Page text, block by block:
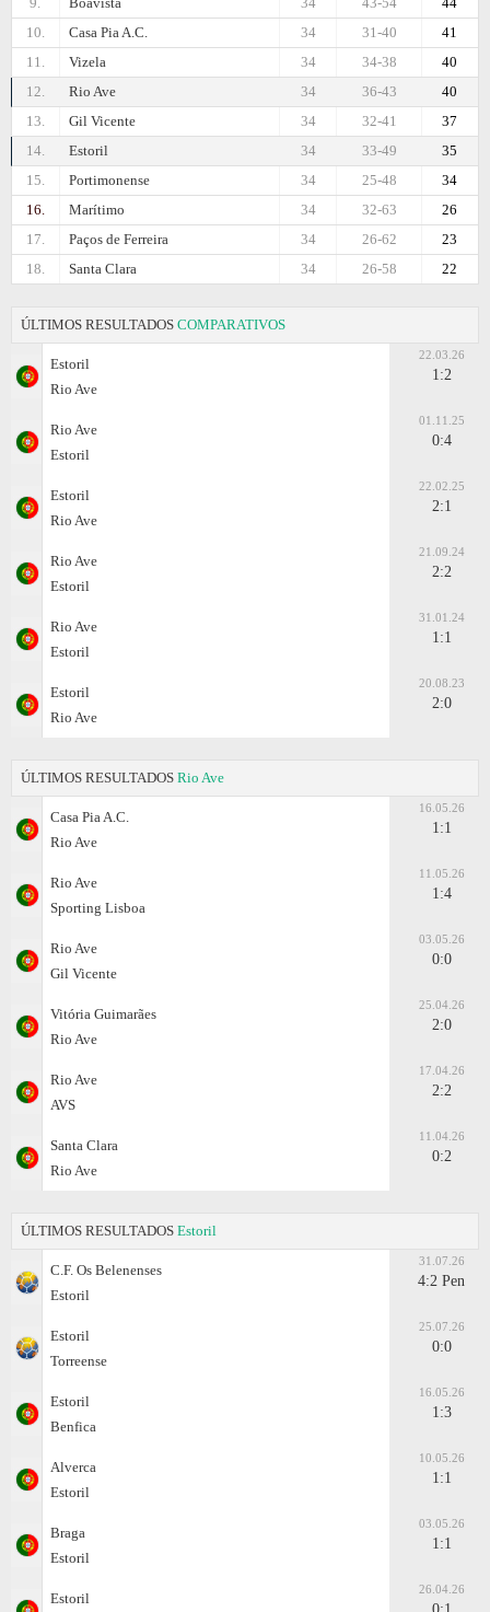
10.
Casa Pia A.C. 41
31-40
34
11.
Vizela 40
34-38
34
12.
Rio Ave 40
36-43
34
13.
Gil Vicente 37
32-41
34
14.
Estoril 35
33-49
34
15.
Portimonense 34
25-48
34
16.
Marítimo 26
32-63
34
17.
Paços de Ferreira 23
26-62
34
18.
Santa Clara 22
26-58
34
ÚLTIMOS RESULTADOS COMPARATIVOS
Estoril
Rio Ave
22.03.26
1:2
Rio Ave
Estoril
01.11.25
0:4
Estoril
Rio Ave
22.02.25
2:1
Rio Ave
Estoril
21.09.24
2:2
Rio Ave
Estoril
31.01.24
1:1
Estoril
Rio Ave
20.08.23
2:0
ÚLTIMOS RESULTADOS Rio Ave
Casa Pia A.C.
Rio Ave
16.05.26
1:1
Rio Ave
Sporting Lisboa
11.05.26
1:4
Rio Ave
Gil Vicente
03.05.26
0:0
Vitória Guimarães
Rio Ave
25.04.26
2:0
Rio Ave
AVS
17.04.26
2:2
Santa Clara
Rio Ave
11.04.26
0:2
ÚLTIMOS RESULTADOS Estoril
C.F. Os Belenenses
Estoril
31.07.26
4:2 Pen
Estoril
Torreense
25.07.26
0:0
Estoril
Benfica
16.05.26
1:3
Alverca
Estoril
10.05.26
1:1
Braga
Estoril
03.05.26
1:1
Estoril
26.04.26